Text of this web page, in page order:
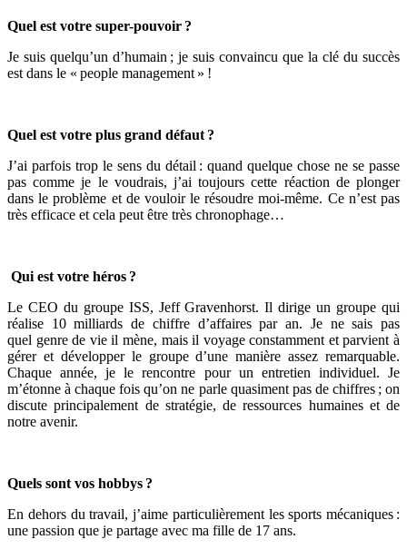
Quel est votre super-pouvoir ?
Je suis quelqu’un d’humain ; je suis convaincu que la clé du succès
est dans le « people management » !
Quel est votre plus grand défaut ?
J’ai parfois trop le sens du détail : quand quelque chose ne se passe
pas comme je le voudrais, j’ai toujours cette réaction de plonger
dans le problème et de vouloir le résoudre moi-même. Ce n’est pas
très efficace et cela peut être très chronophage…
Qui est votre héros ?
Le CEO du groupe ISS, Jeff Gravenhorst. Il dirige un groupe qui
réalise 10 milliards de chiffre d’affaires par an. Je ne sais pas
quel genre de vie il mène, mais il voyage constamment et parvient à
gérer et développer le groupe d’une manière assez remarquable.
Chaque année, je le rencontre pour un entretien individuel. Je
m’étonne à chaque fois qu’on ne parle quasiment pas de chiffres ; on
discute principalement de stratégie, de ressources humaines et de
notre avenir.
Quels sont vos hobbys ?
En dehors du travail, j’aime particulièrement les sports mécaniques :
une passion que je partage avec ma fille de 17 ans.